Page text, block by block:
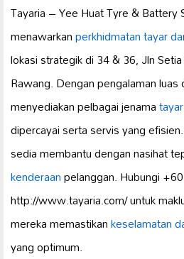
Tayaria – Yee Huat Tyre & Battery
menawarkanperkhidmatan tayar
lokasi strategik di 34 & 36, Jln
Rawang. Dengan pengalaman
menyediakan pelbagai jenama
dipercayai serta servis yang
sedia membantu dengan nasihat
kenderaanpelanggan. Hubungi
http://www.tayaria.com/ untuk
mereka memastikankeselamatan
yang optimum.